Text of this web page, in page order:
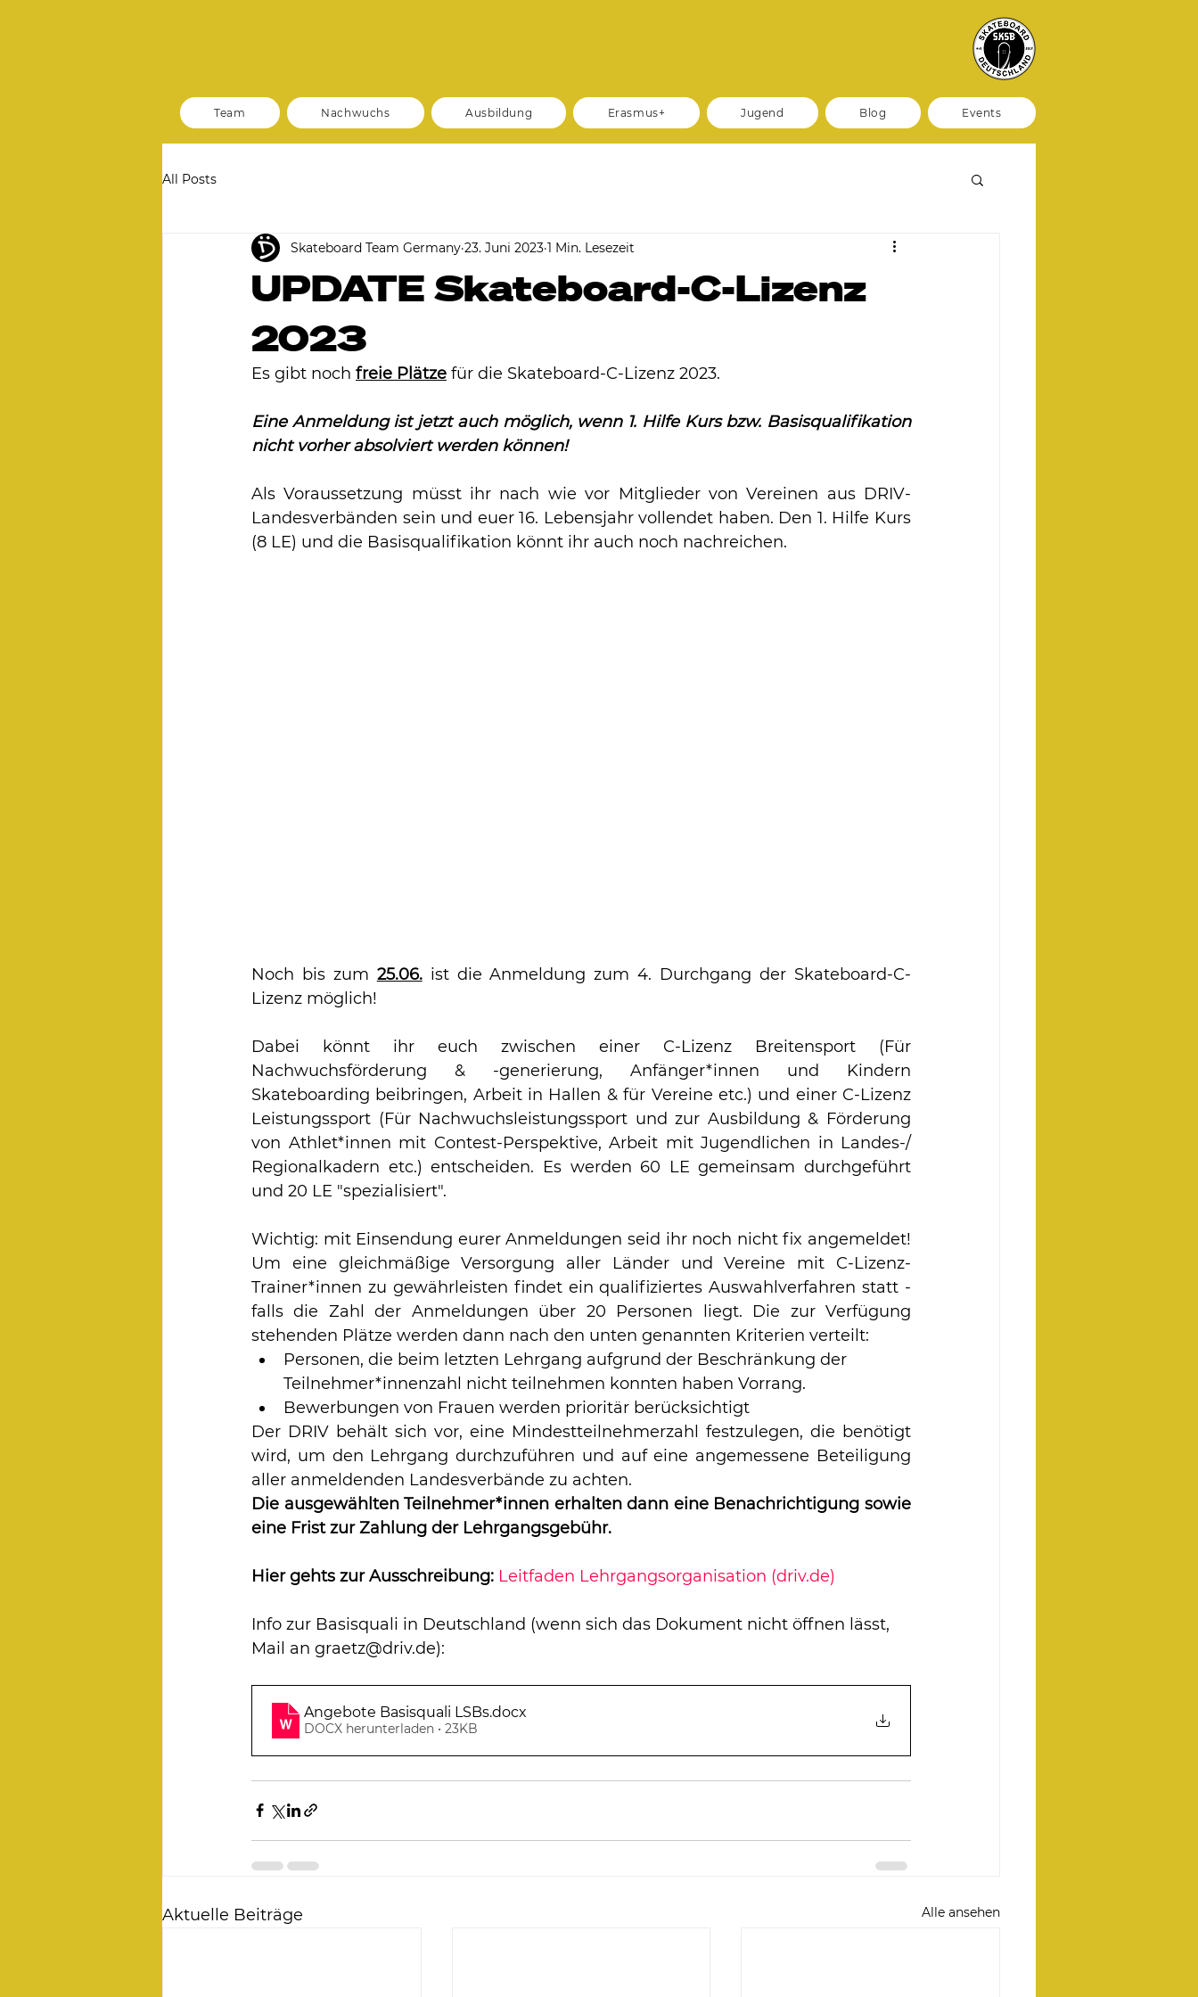
Team Nachwuchs Ausbildung Erasmus+ Jugend Blog Events
All Posts
UPDATE Skateboard-C-Lizenz
2023
Skateboard Team Germany 23. Juni 2023 1 Min. Lesezeit
Es gibt noch freie Plätze für die Skateboard-C-Lizenz 2023.
Eine Anmeldung ist jetzt auch möglich, wenn 1. Hilfe Kurs bzw. Basisqualifikation
nicht vorher absolviert werden können!
Als Voraussetzung müsst ihr nach wie vor Mitglieder von Vereinen aus DRIV-
Landesverbänden sein und euer 16. Lebensjahr vollendet haben. Den 1. Hilfe Kurs
(8 LE) und die Basisqualifikation könnt ihr auch noch nachreichen.
Noch bis zum 25.06. ist die Anmeldung zum 4. Durchgang der Skateboard-C-
Lizenz möglich!
Dabei könnt ihr euch zwischen einer C-Lizenz Breitensport (Für
Nachwuchsförderung & -generierung, Anfänger*innen und Kindern
Skateboarding beibringen, Arbeit in Hallen & für Vereine etc.) und einer C-Lizenz
Leistungssport (Für Nachwuchsleistungssport und zur Ausbildung & Förderung
von Athlet*innen mit Contest-Perspektive, Arbeit mit Jugendlichen in Landes-/
Regionalkadern etc.) entscheiden. Es werden 60 LE gemeinsam durchgeführt
und 20 LE "spezialisiert".
Wichtig: mit Einsendung eurer Anmeldungen seid ihr noch nicht fix angemeldet!
Um eine gleichmäßige Versorgung aller Länder und Vereine mit C-Lizenz-
Trainer*innen zu gewährleisten findet ein qualifiziertes Auswahlverfahren statt -
falls die Zahl der Anmeldungen über 20 Personen liegt. Die zur Verfügung
stehenden Plätze werden dann nach den unten genannten Kriterien verteilt:
Personen, die beim letzten Lehrgang aufgrund der Beschränkung der
Teilnehmer*innenzahl nicht teilnehmen konnten haben Vorrang.
Bewerbungen von Frauen werden prioritär berücksichtigt
Der DRIV behält sich vor, eine Mindestteilnehmerzahl festzulegen, die benötigt
wird, um den Lehrgang durchzuführen und auf eine angemessene Beteiligung
aller anmeldenden Landesverbände zu achten.
Die ausgewählten Teilnehmer*innen erhalten dann eine Benachrichtigung sowie
eine Frist zur Zahlung der Lehrgangsgebühr.
Hier gehts zur Ausschreibung: Leitfaden Lehrgangsorganisation (driv.de)
Info zur Basisquali in Deutschland (wenn sich das Dokument nicht öffnen lässt,
Mail an graetz@driv.de):
Angebote Basisquali LSBs.docx
DOCX herunterladen • 23KB
Aktuelle Beiträge Alle ansehen